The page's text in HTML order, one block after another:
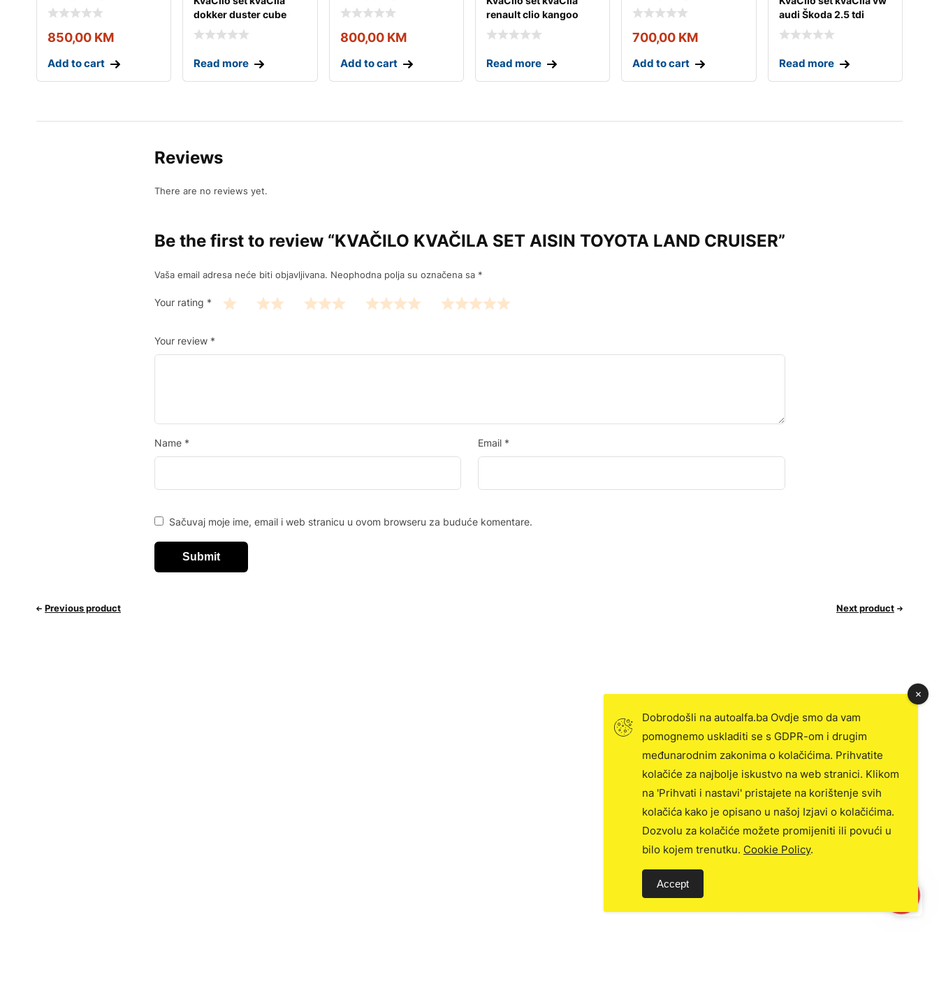
a3 passat b6 2
850,00 KM
Add to cart
dokker duster cube
juke micra
Read more
a3 passat b6 2.0
800,00 KM
Add to cart
renault clio kangoo
thalia
Read more
700,00 KM
Add to cart
audi Škoda 2.5 tdi
Read more
Reviews
There are no reviews yet.
Be the first to review “KVAČILO KVAČILA SET AISIN TOYOTA LAND CRUISER”
Vaša email adresa neće biti objavljivana. Neophodna polja su označena sa *
Your rating *
Your review *
Name * Email *
Sačuvaj moje ime, email i web stranicu u ovom browseru za buduće komentare.
Previous product Next product
Dobrodošli na autoalfa.ba Ovdje smo da vam
pomognemo uskladiti se s GDPR-om i drugim
međunarodnim zakonima o kolačićima. Prihvatite
kolačiće za najbolje iskustvo na web stranici. Klikom
na 'Prihvati i nastavi' pristajete na korištenje svih
kolačića kako je opisano u našoj Izjavi o kolačićima.
Dozvolu za kolačiće možete promijeniti ili povući u
bilo kojem trenutku. Cookie Policy.
Accept